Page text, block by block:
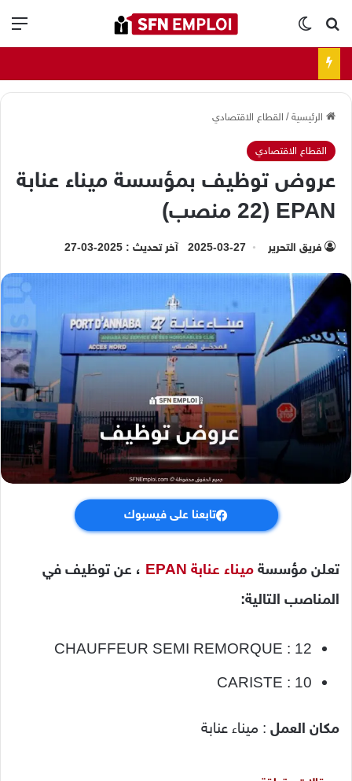
بحث عنالوضع المظلم
الرئيسية/ القطاع الاقتصادي
القطاع الاقتصادي
عروض توظيف بمؤسسة ميناء عنابة
EPAN (22 منصب)
فريق التحرير 2025-03-27 آخر تحديث : 2025-03-27
تابعنا على فيسبوك
تعلن مؤسسةميناء عنابة EPAN
، عن توظيف في
المناصب التالية:
CHAUFFEUR SEMI REMORQUE : 12
CARISTE : 10
مكان العمل : ميناء عنابة